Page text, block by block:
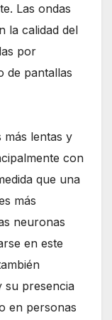
Las ondas
la calidad del
por
de pantallas
más lentas y
con
que una
más
neuronas
en este
su presencia
en personas